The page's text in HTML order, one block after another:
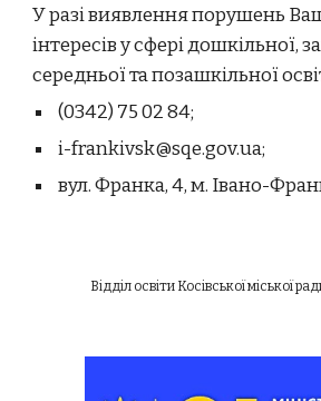
У разі виявлення порушень
інтересів у сфері дошкільної,
середньої та позашкільної
(0342) 75 02 84;
i-frankivsk@sqe.gov.ua;
вул. Франка, 4, м. Івано-
Відділ освіти Косівської міської